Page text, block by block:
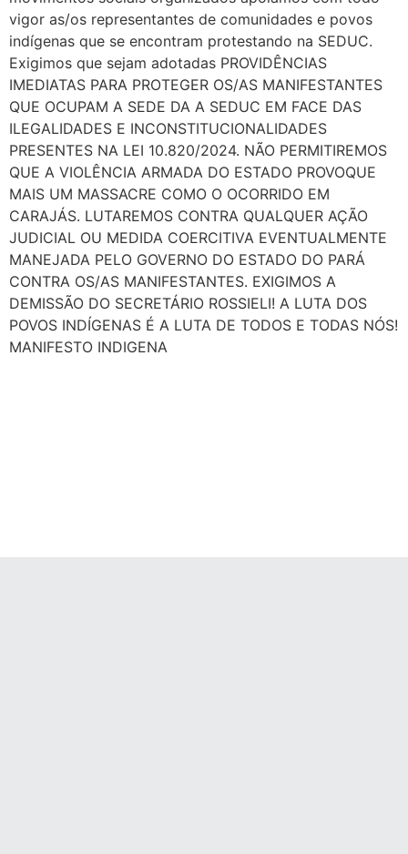
vigor as/os representantes de comunidades e povos
indígenas que se encontram protestando na SEDUC.
Exigimos que sejam adotadas PROVIDÊNCIAS
IMEDIATAS PARA PROTEGER OS/AS MANIFESTANTES
QUE OCUPAM A SEDE DA A SEDUC EM FACE DAS
ILEGALIDADES E INCONSTITUCIONALIDADES
PRESENTES NA LEI 10.820/2024. NÃO PERMITIREMOS
QUE A VIOLÊNCIA ARMADA DO ESTADO PROVOQUE
MAIS UM MASSACRE COMO O OCORRIDO EM
CARAJÁS. LUTAREMOS CONTRA QUALQUER AÇÃO
JUDICIAL OU MEDIDA COERCITIVA EVENTUALMENTE
MANEJADA PELO GOVERNO DO ESTADO DO PARÁ
CONTRA OS/AS MANIFESTANTES. EXIGIMOS A
DEMISSÃO DO SECRETÁRIO ROSSIELI! A LUTA DOS
POVOS INDÍGENAS É A LUTA DE TODOS E TODAS NÓS!
MANIFESTO INDIGENA